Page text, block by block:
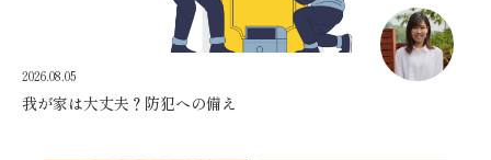
2026.08.05
我が家は大丈夫？防犯への備え